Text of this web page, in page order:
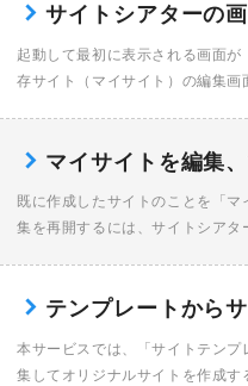
サイトシアターの
起動して最初に表示される画面
存サイト（マイサイト）の編集画
マイサイトを編集
既に作成したサイトのことを「
集を再開するには、サイトシア
テンプレートから
本サービスでは、「サイトテン
集してオリジナルサイトを作成